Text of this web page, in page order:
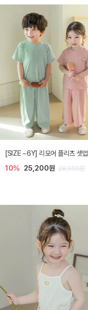
[SIZE ~6Y] 리모어 플리츠 셋업
10% 25,200원 28,000원